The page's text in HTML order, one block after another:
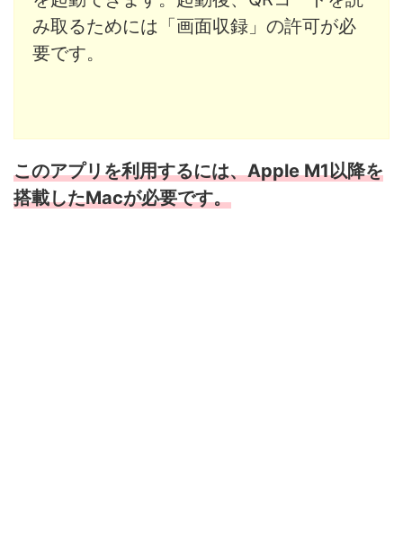
み取るためには「画面収録」の許可が必
要です。
このアプリを利用するには、Apple M1以降を
搭載したMacが必要です。